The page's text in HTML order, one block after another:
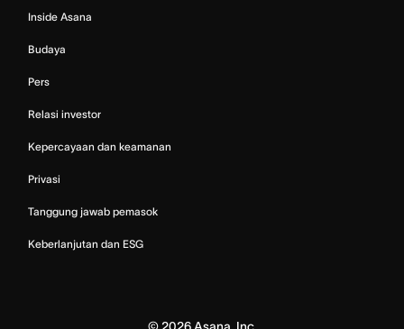
Inside Asana
Budaya
Pers
Relasi investor
Kepercayaan dan keamanan
Privasi
Tanggung jawab pemasok
Keberlanjutan dan ESG